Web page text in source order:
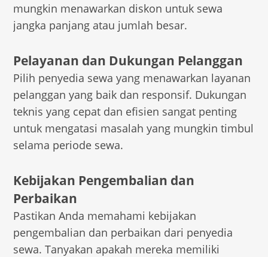
mungkin menawarkan diskon untuk sewa
jangka panjang atau jumlah besar.
Pelayanan dan Dukungan Pelanggan
Pilih penyedia sewa yang menawarkan layanan
pelanggan yang baik dan responsif. Dukungan
teknis yang cepat dan efisien sangat penting
untuk mengatasi masalah yang mungkin timbul
selama periode sewa.
Kebijakan Pengembalian dan
Perbaikan
Pastikan Anda memahami kebijakan
pengembalian dan perbaikan dari penyedia
sewa. Tanyakan apakah mereka memiliki